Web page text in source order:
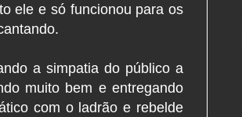
ele e só funcionou para os
a simpatia do público a
muito bem e entregando
com o ladrão e rebelde